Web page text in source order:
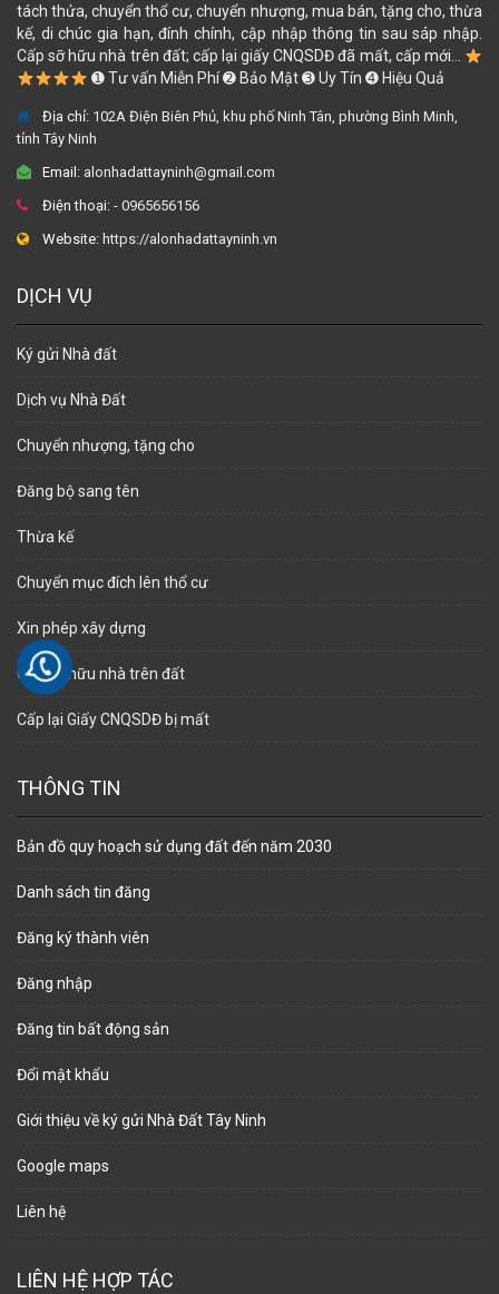
tách thửa, chuyển thổ cư, chuyển nhượng, mua bán, tặng cho, thừa
kế, di chúc gia hạn, đính chính, cập nhập thông tin sau sáp nhập.
Cấp sỡ hữu nhà trên đất; cấp lại giấy CNQSDĐ đã mất, cấp mới...
➊ Tư vấn Miễn Phí ➋ Bảo Mật ➌ Uy Tín ➍ Hiệu Quả
Địa chỉ: 102A Điện Biên Phủ, khu phố Ninh Tân, phường Bình Minh,
tỉnh Tây Ninh
Email: alonhadattayninh@gmail.com
Điện thoại: - 0965656156
Website: https://alonhadattayninh.vn
DỊCH VỤ
Ký gửi Nhà đất
Dịch vụ Nhà Đất
Chuyển nhượng, tặng cho
Đăng bộ sang tên
Thừa kế
Chuyển mục đích lên thổ cư
Xin phép xây dựng
Cấp sở hữu nhà trên đất
Cấp lại Giấy CNQSDĐ bị mất
THÔNG TIN
Bản đồ quy hoạch sử dụng đất đến năm 2030
Danh sách tin đăng
Đăng ký thành viên
Đăng nhập
Đăng tin bất động sản
Đổi mật khẩu
Giới thiệu về ký gửi Nhà Đất Tây Ninh
Google maps
Liên hệ
LIÊN HỆ HỢP TÁC